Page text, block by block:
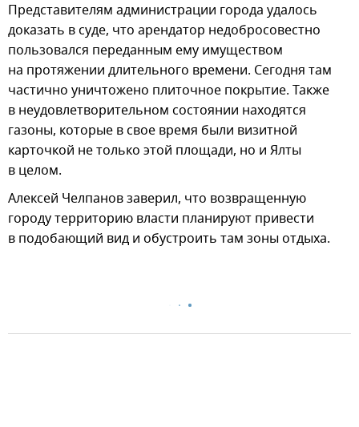
Представителям администрации города удалось
доказать в суде, что арендатор недобросовестно
пользовался переданным ему имуществом
на протяжении длительного времени. Сегодня там
частично уничтожено плиточное покрытие. Также
в неудовлетворительном состоянии находятся
газоны, которые в свое время были визитной
карточкой не только этой площади, но и Ялты
в целом.
Алексей Челпанов заверил, что возвращенную
городу территорию власти планируют привести
в подобающий вид и обустроить там зоны отдыха.